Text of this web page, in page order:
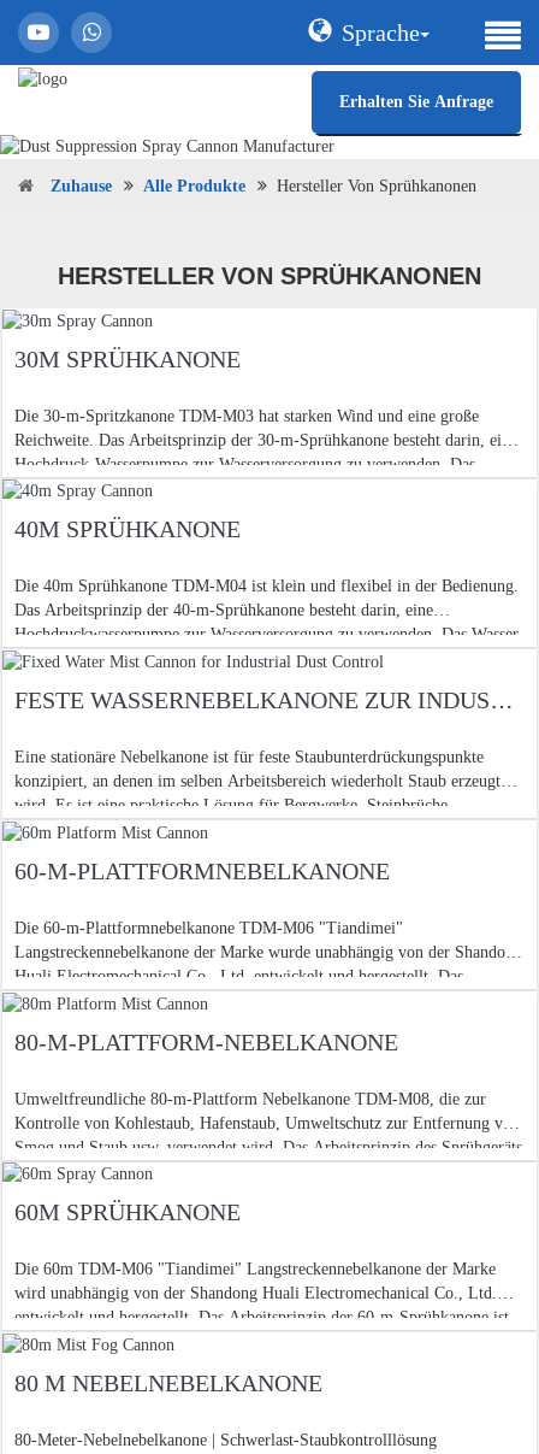
Sprache
Erhalten Sie Anfrage
Zuhause Alle Produkte Hersteller Von Sprühkanonen
HERSTELLER VON SPRÜHKANONEN
30M SPRÜHKANONE
Die 30-m-Spritzkanone TDM-M03 hat starken Wind und eine große
Reichweite. Das Arbeitsprinzip der 30-m-Sprühkanone besteht darin, eine
Hochdruck-Wasserpumpe zur Wasserversorgung zu verwenden. Das
Wasser wird zum Sprinklerkopf des Sprühgeräts geleitet
40M SPRÜHKANONE
Die 40m Sprühkanone TDM-M04 ist klein und flexibel in der Bedienung.
Das Arbeitsprinzip der 40-m-Sprühkanone besteht darin, eine
Hochdruckwasserpumpe zur Wasserversorgung zu verwenden. Das Wasser
wird zum Sprinklerkopf geleitet o
FESTE WASSERNEBELKANONE ZUR INDUSTRIELLEN STAUBKONTROLLE
Eine stationäre Nebelkanone ist für feste Staubunterdrückungspunkte
konzipiert, an denen im selben Arbeitsbereich wiederholt Staub erzeugt
wird. Es ist eine praktische Lösung für Bergwerke, Steinbrüche,
Kohlehöfe, Materialhöfe, Zerkleinerung und
60-M-PLATTFORMNEBELKANONE
Die 60-m-Plattformnebelkanone TDM-M06 "Tiandimei"
Langstreckennebelkanone der Marke wurde unabhängig von der Shandong
Huali Electromechanical Co., Ltd. entwickelt und hergestellt. Das
Funktionsprinzip des Sprühgeräts
80-M-PLATTFORM-NEBELKANONE
Umweltfreundliche 80-m-Plattform Nebelkanone TDM-M08, die zur
Kontrolle von Kohlestaub, Hafenstaub, Umweltschutz zur Entfernung von
Smog und Staub usw. verwendet wird. Das Arbeitsprinzip des Sprühgeräts
ist die Verwendung eines h
60M SPRÜHKANONE
Die 60m TDM-M06 "Tiandimei" Langstreckennebelkanone der Marke
wird unabhängig von der Shandong Huali Electromechanical Co., Ltd.
entwickelt und hergestellt. Das Arbeitsprinzip der 60-m-Sprühkanone ist
die Verwendung einer hohen
80 M NEBELNEBELKANONE
80-Meter-Nebelnebelkanone | Schwerlast-Staubkontrolllösung